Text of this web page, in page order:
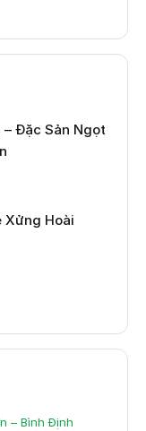
– Đặc Sản Ngọt
Xửng Hoài
– Bình Định